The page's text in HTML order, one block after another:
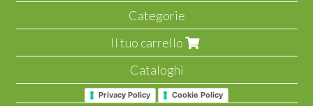
Categorie
Il tuo carrello
Cataloghi
Privacy Policy Cookie Policy